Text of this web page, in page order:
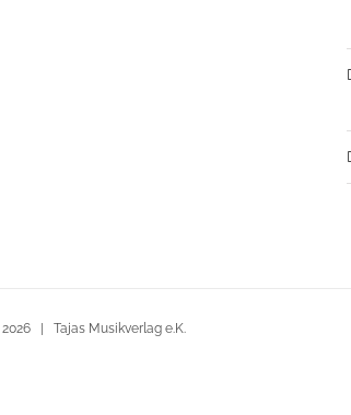
2026 | Tajas Musikverlag e.K.